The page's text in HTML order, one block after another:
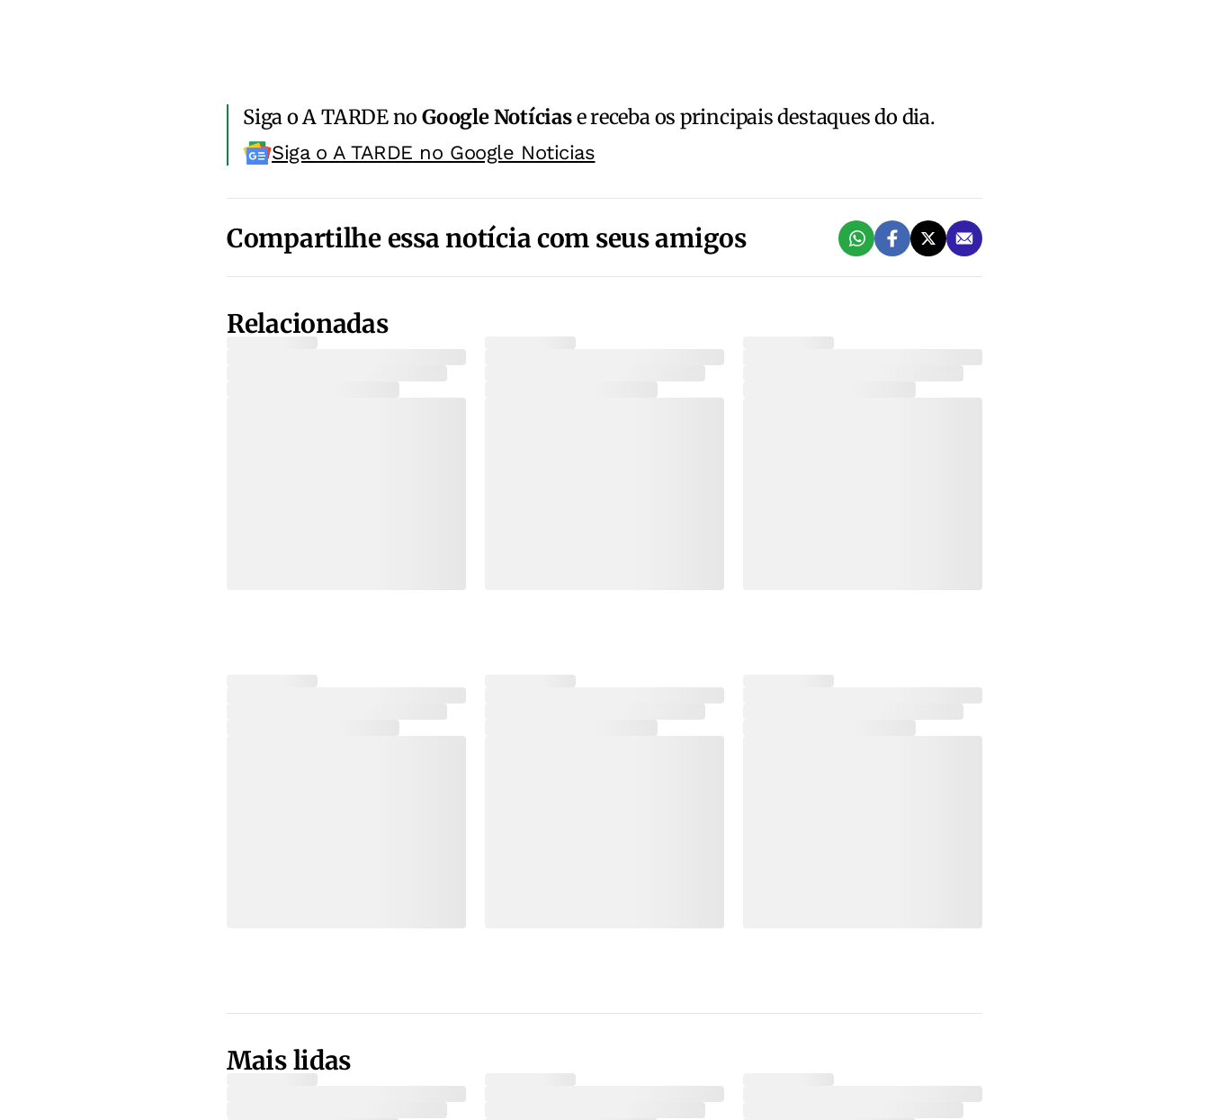
Siga o A TARDE noGoogle Notíciase receba os principais destaques do dia.
Siga o A TARDE no Google Noticias
Compartilhe essa notícia com seus amigos
Relacionadas
Mais lidas